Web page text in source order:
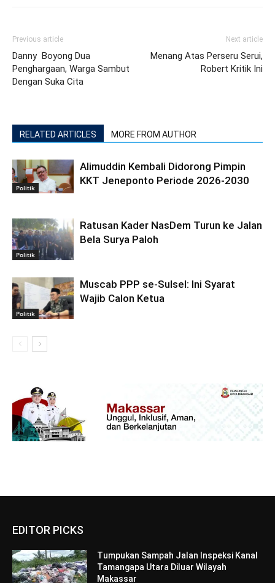
Previous article
Danny Boyong Dua
Penghargaan, Warga Sambut
Dengan Suka Cita
Next article
Menang Atas Perseru Serui,
Robert Kritik Ini
RELATED ARTICLES MORE FROM AUTHOR
Politik
Alimuddin Kembali Didorong Pimpin
KKT Jeneponto Periode 2026-2030
Politik
Ratusan Kader NasDem Turun ke Jalan
Bela Surya Paloh
Politik
Muscab PPP se-Sulsel: Ini Syarat
Wajib Calon Ketua
EDITOR PICKS
Tumpukan Sampah Jalan Inspeksi Kanal
Tamangapa Utara Diluar Wilayah
Makassar